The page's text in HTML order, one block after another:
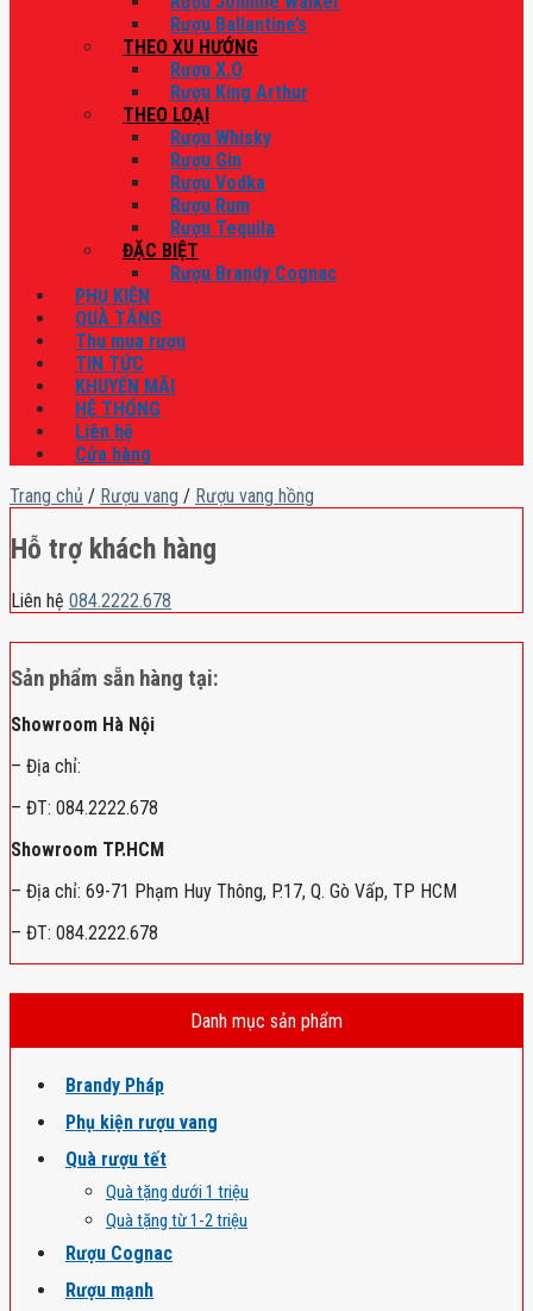
Rượu Ballantine’s
THEO XU HƯỚNG
Rượu X.O
Rượu King Arthur
THEO LOẠI
Rượu Whisky
Rượu Gin
Rượu Vodka
Rượu Rum
Rượu Tequila
ĐẶC BIỆT
Rượu Brandy Cognac
PHỤ KIỆN
QUÀ TẶNG
Thu mua rượu
TIN TỨC
KHUYẾN MÃI
HỆ THỐNG
Liên hệ
Cửa hàng
Trang chủ / Rượu vang / Rượu vang hồng
Hỗ trợ khách hàng
Liên hệ 084.2222.678
Sản phẩm sẵn hàng tại:
Showroom Hà Nội
– Địa chỉ:
– ĐT: 084.2222.678
Showroom TP.HCM
– Địa chỉ: 69-71 Phạm Huy Thông, P.17, Q. Gò Vấp, TP HCM
– ĐT: 084.2222.678
Danh mục sản phẩm
Brandy Pháp
Phụ kiện rượu vang
Quà rượu tết
Quà tặng dưới 1 triệu
Quà tặng từ 1-2 triệu
Rượu Cognac
Rượu mạnh